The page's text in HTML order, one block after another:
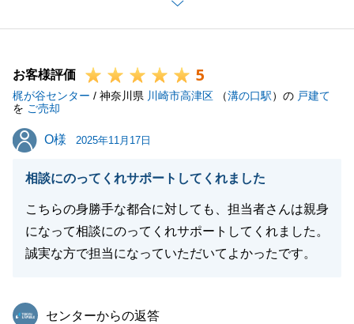
これからも、不動産に関するご質問などございました
らお気軽にご相談をいただけますと幸いです。
お客様評価 5
梶が谷センター / 神奈川県 川崎市高津区 （溝の口駅）の 戸建て
を ご売却
O様
O様 2025年11月17日
相談にのってくれサポートしてくれました
こちらの身勝手な都合に対しても、担当者さんは親身
になって相談にのってくれサポートしてくれました。
誠実な方で担当になっていただいてよかったです。
東急リバブル
センターからの返答